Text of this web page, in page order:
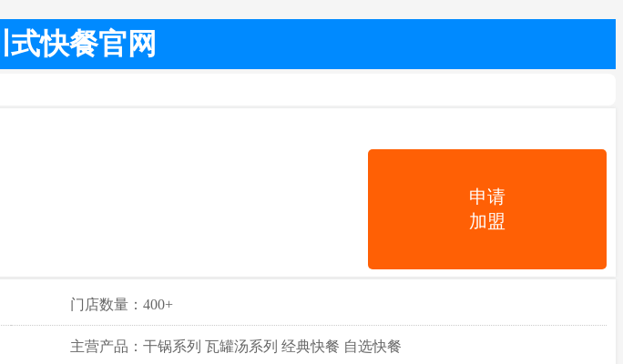
快餐官网
申请
加盟
门店数量：400+
主营产品：干锅系列 瓦罐汤系列 经典快餐 自选快餐